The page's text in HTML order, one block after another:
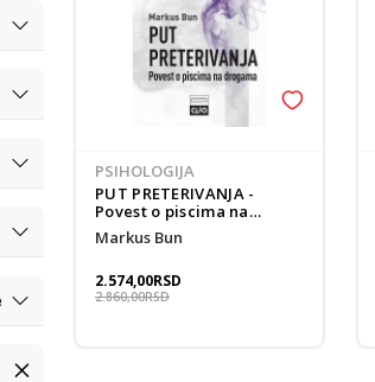
PSIHOLOGIJA
PUT PRETERIVANJA -
Povest o piscima na
drogama tvrdi povez
Markus Bun
2.574,00RSD
2.860,00RSD